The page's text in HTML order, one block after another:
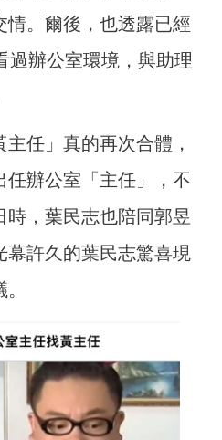
情。爾後，也透露已經
過辦公室環境，與助理
任」真的再次合體，
任辦公室「主任」，不
，葉民志也陪同郭昱
幕許久的葉民志驚喜現